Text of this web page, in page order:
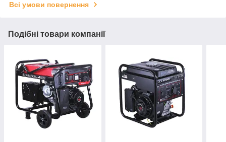
Всі умови повернення
Подібні товари компанії